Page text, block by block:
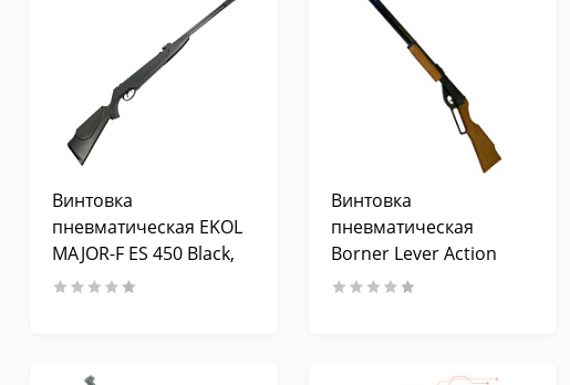
Винтовка
пневматическая EKOL
MAJOR-F ES 450 Black,
калибр 4,5 мм.
Винтовка
пневматическая
Borner Lever Action
(дерево)